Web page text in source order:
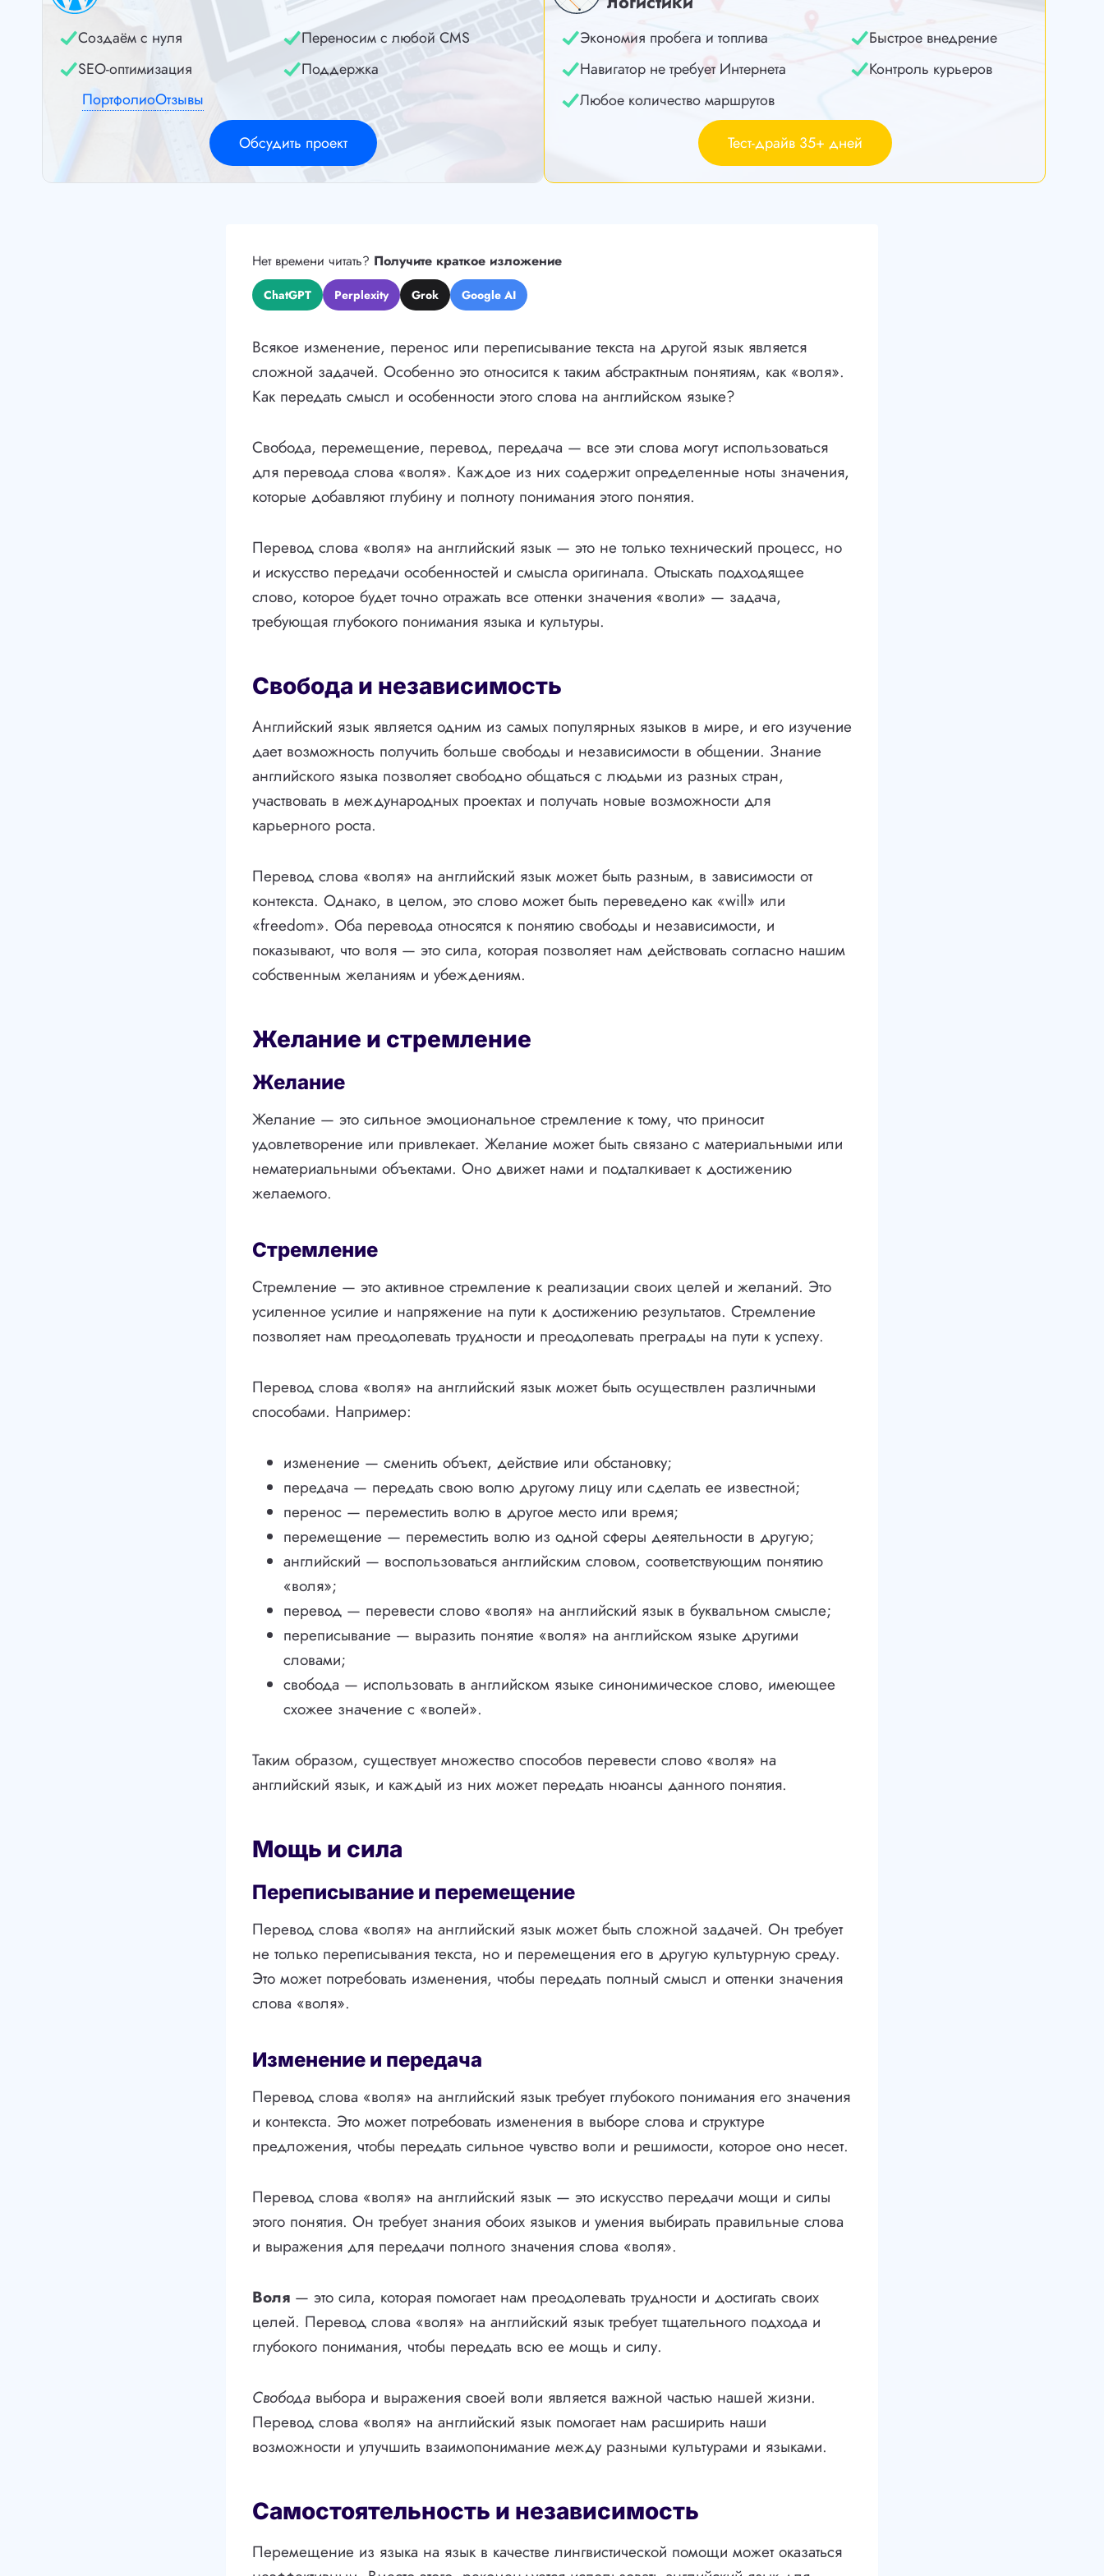
Создаём с нуля
Переносим с любой CMS
SEO-оптимизация
Поддержка
ПортфолиоОтзывы
Обсудить проект
Экономия пробега и топлива
Быстрое внедрение
Навигатор не требует Интернета
Контроль курьеров
Любое количество маршрутов
Тест-драйв 35+ дней
Нет времени читать? Получите краткое изложение
ChatGPT Perplexity Grok Google AI
Всякое изменение, перенос или переписывание текста на другой язык является
сложной задачей. Особенно это относится к таким абстрактным понятиям, как «воля».
Как передать смысл и особенности этого слова на английском языке?
Свобода, перемещение, перевод, передача — все эти слова могут использоваться
для перевода слова «воля». Каждое из них содержит определенные ноты значения,
которые добавляют глубину и полноту понимания этого понятия.
Перевод слова «воля» на английский язык — это не только технический процесс, но
и искусство передачи особенностей и смысла оригинала. Отыскать подходящее
слово, которое будет точно отражать все оттенки значения «воли» — задача,
требующая глубокого понимания языка и культуры.
Свобода и независимость
Английский язык является одним из самых популярных языков в мире, и его изучение
дает возможность получить больше свободы и независимости в общении. Знание
английского языка позволяет свободно общаться с людьми из разных стран,
участвовать в международных проектах и получать новые возможности для
карьерного роста.
Перевод слова «воля» на английский язык может быть разным, в зависимости от
контекста. Однако, в целом, это слово может быть переведено как «will» или
«freedom». Оба перевода относятся к понятию свободы и независимости, и
показывают, что воля — это сила, которая позволяет нам действовать согласно нашим
собственным желаниям и убеждениям.
Желание и стремление
Желание
Желание — это сильное эмоциональное стремление к тому, что приносит
удовлетворение или привлекает. Желание может быть связано с материальными или
нематериальными объектами. Оно движет нами и подталкивает к достижению
желаемого.
Стремление
Стремление — это активное стремление к реализации своих целей и желаний. Это
усиленное усилие и напряжение на пути к достижению результатов. Стремление
позволяет нам преодолевать трудности и преодолевать преграды на пути к успеху.
Перевод слова «воля» на английский язык может быть осуществлен различными
способами. Например:
изменение — сменить объект, действие или обстановку;
передача — передать свою волю другому лицу или сделать ее известной;
перенос — переместить волю в другое место или время;
перемещение — переместить волю из одной сферы деятельности в другую;
английский — воспользоваться английским словом, соответствующим понятию
«воля»;
перевод — перевести слово «воля» на английский язык в буквальном смысле;
переписывание — выразить понятие «воля» на английском языке другими
словами;
свобода — использовать в английском языке синонимическое слово, имеющее
схожее значение с «волей».
Таким образом, существует множество способов перевести слово «воля» на
английский язык, и каждый из них может передать нюансы данного понятия.
Мощь и сила
Переписывание и перемещение
Перевод слова «воля» на английский язык может быть сложной задачей. Он требует
не только переписывания текста, но и перемещения его в другую культурную среду.
Это может потребовать изменения, чтобы передать полный смысл и оттенки значения
слова «воля».
Изменение и передача
Перевод слова «воля» на английский язык требует глубокого понимания его значения
и контекста. Это может потребовать изменения в выборе слова и структуре
предложения, чтобы передать сильное чувство воли и решимости, которое оно несет.
Перевод слова «воля» на английский язык — это искусство передачи мощи и силы
этого понятия. Он требует знания обоих языков и умения выбирать правильные слова
и выражения для передачи полного значения слова «воля».
Воля — это сила, которая помогает нам преодолевать трудности и достигать своих
целей. Перевод слова «воля» на английский язык требует тщательного подхода и
глубокого понимания, чтобы передать всю ее мощь и силу.
Свобода выбора и выражения своей воли является важной частью нашей жизни.
Перевод слова «воля» на английский язык помогает нам расширить наши
возможности и улучшить взаимопонимание между разными культурами и языками.
Самостоятельность и независимость
Перемещение из языка на язык в качестве лингвистической помощи может оказаться